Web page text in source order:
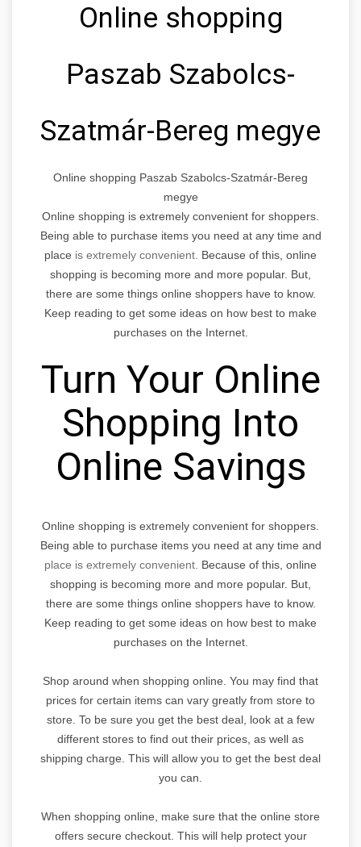
Online shopping
Paszab Szabolcs-
Szatmár-Bereg megye
Online shopping Paszab Szabolcs-Szatmár-Bereg
megye
Online shopping is extremely convenient for shoppers.
Being able to purchase items you need at any time and
place is extremely convenient. Because of this, online
shopping is becoming more and more popular. But,
there are some things online shoppers have to know.
Keep reading to get some ideas on how best to make
purchases on the Internet.
Turn Your Online
Shopping Into
Online Savings
Online shopping is extremely convenient for shoppers.
Being able to purchase items you need at any time and
place is extremely convenient. Because of this, online
shopping is becoming more and more popular. But,
there are some things online shoppers have to know.
Keep reading to get some ideas on how best to make
purchases on the Internet.
Shop around when shopping online. You may find that
prices for certain items can vary greatly from store to
store. To be sure you get the best deal, look at a few
different stores to find out their prices, as well as
shipping charge. This will allow you to get the best deal
you can.
When shopping online, make sure that the online store
offers secure checkout. This will help protect your